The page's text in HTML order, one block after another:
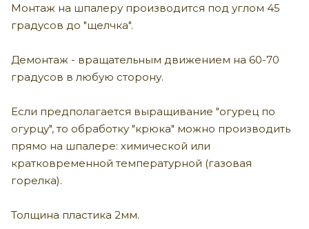
Монтаж на шпалеру производится под углом 45
градусов до "щелчка".
Демонтаж - вращательным движением на 60-70
градусов в любую сторону.
Если предполагается выращивание "огурец по
огурцу", то обработку "крюка" можно производить
прямо на шпалере: химической или
кратковременной температурной (газовая
горелка).
Толщина пластика 2мм.